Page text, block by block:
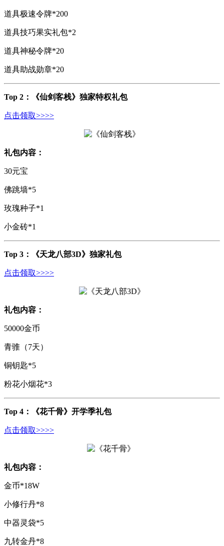
道具极速令牌*200
道具技巧果实礼包*2
道具神秘令牌*20
道具助战勋章*20
Top 2：《仙剑客栈》独家特权礼包
点击领取>>>>
礼包内容：
30元宝
佛跳墙*5
玫瑰种子*1
小金砖*1
Top 3： 《天龙八部3D》独家礼包
点击领取>>>>
礼包内容：
50000金币
青骓（7天）
铜钥匙*5
粉花小烟花*3
Top 4：《花千骨》开学季礼包
点击领取>>>>
礼包内容：
金币*18W
小修行丹*8
中器灵袋*5
九转金丹*8